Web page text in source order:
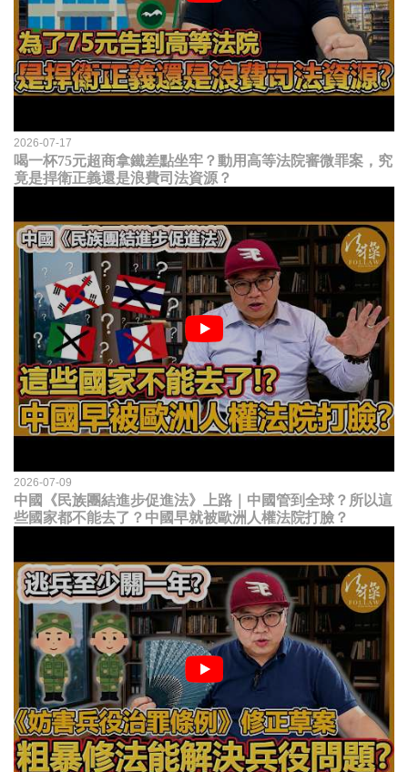
2026-07-17
喝一杯75元超商拿鐵差點坐牢？動用高等法院審微罪案，究
竟是捍衛正義還是浪費司法資源？
2026-07-09
中國《民族團結進步促進法》上路｜中國管到全球？所以這
些國家都不能去了？中國早就被歐洲人權法院打臉？